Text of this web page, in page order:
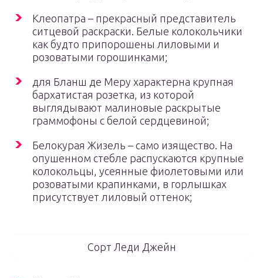
Клеопатра – прекрасный представитель
ситцевой раскраски. Белые колокольчики
как будто припорошены лиловыми и
розоватыми горошинками;
для Бланш де Меру характерна крупная
бархатистая розетка, из которой
выглядывают малиновые раскрытые
граммофоны с белой сердцевиной;
Белокурая Жизель – само изящество. На
опушенном стебле распускаются крупные
колокольцы, усеянные фиолетовыми или
розоватыми крапинками, в горлышках
присутствует лиловый оттенок;
Сорт Леди Джейн